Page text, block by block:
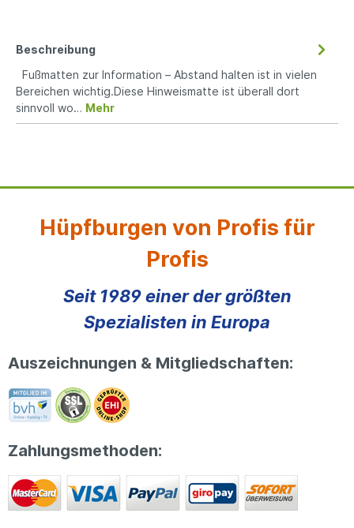
Beschreibung
Fußmatten zur Information – Abstand halten ist in vielen
Bereichen wichtig.Diese Hinweismatte ist überall dort
sinnvoll wo… Mehr
Hüpfburgen von Profis für
Profis
Seit 1989 einer der größten
Spezialisten in Europa
Auszeichnungen & Mitgliedschaften:
Zahlungsmethoden: